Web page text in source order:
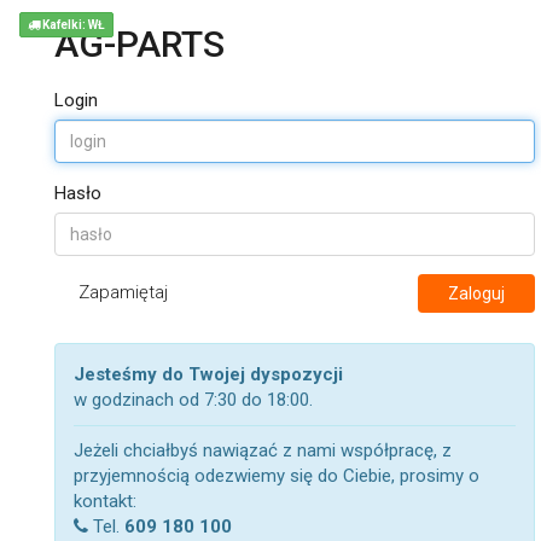
AG-PARTS
Login
Hasło
Zapamiętaj Zaloguj
Jesteśmy do Twojej dyspozycji
w godzinach od 7:30 do 18:00.
Jeżeli chciałbyś nawiązać z nami współpracę, z
przyjemnością odezwiemy się do Ciebie, prosimy o
kontakt:
Tel. 609 180 100
Kafelki: WŁ